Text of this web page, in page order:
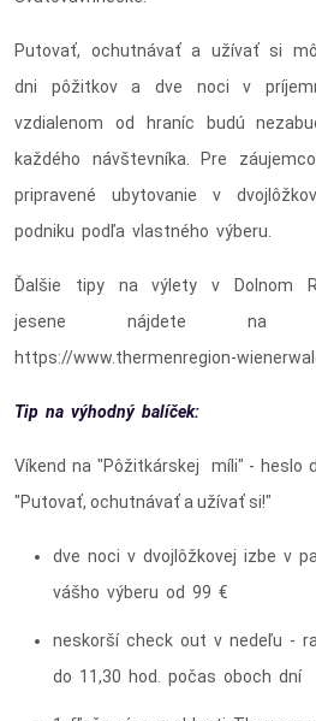
Putovať, ochutnávať a užívať si
dni pôžitkov a dve noci v
vzdialenom od hraníc budú
každého návštevníka. Pre
pripravené ubytovanie v
podniku podľa vlastného výberu.
Ďalšie tipy na výlety v Dolnom
jesene nájdete na
https://www.thermenregion-
Tip na výhodný balíček:
Víkend na "Pôžitkárskej míli" - heslo
"Putovať, ochutnávať a užívať si!"
dve noci v dvojlôžkovej izbe v
vášho výberu od 99 €
neskorší check out v nedeľu -
do 11,30 hod. počas oboch dní